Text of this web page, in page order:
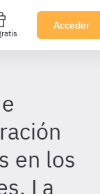
Acceder
en los
La